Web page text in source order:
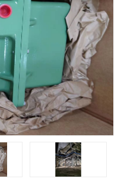
英格索兰离心机空滤芯
库伯卡麦隆离心机零件
离心式压缩机高速转子组
中冷耐高温气侧密封胶垫
阿特拉斯
复盛FS-elliott离心机零件